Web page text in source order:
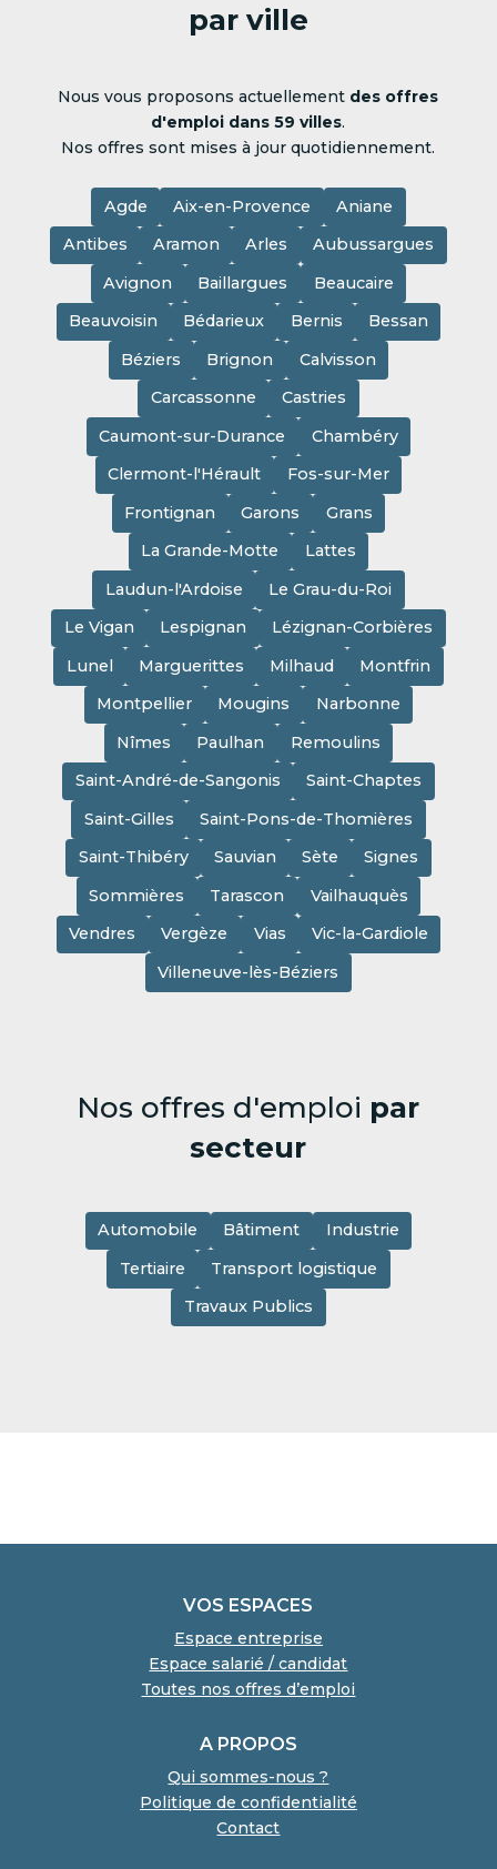
par ville
Nous vous proposons actuellement des offres
d'emploi dans 59 villes.
Nos offres sont mises à jour quotidiennement.
Agde Aix-en-Provence
Aniane
Antibes
Aramon Arles
Aubussargues
Avignon
Baillargues
Beaucaire
Beauvoisin
Bédarieux Bernis
Bessan
Béziers
Brignon
Calvisson
Carcassonne
Castries
Caumont-sur-Durance
Chambéry
Clermont-l'Hérault
Fos-sur-Mer
Frontignan
Garons
Grans
La Grande-Motte
Lattes
Laudun-l'Ardoise
Le Grau-du-Roi
Le Vigan
Lespignan
Lézignan-Corbières
Lunel
Marguerittes Milhaud
Montfrin
Montpellier
Mougins
Narbonne
Nîmes
Paulhan
Remoulins
Saint-André-de-Sangonis
Saint-Chaptes
Saint-Gilles
Saint-Pons-de-Thomières
Saint-Thibéry
Sauvian Sète
Signes
Sommières
Tarascon
Vailhauquès
Vendres
Vergèze Vias
Vic-la-Gardiole
Villeneuve-lès-Béziers
Nos offres d'emploi par
secteur
Automobile Bâtiment
Industrie
Tertiaire
Transport logistique
Travaux Publics
VOS ESPACES
Espace entreprise
Espace salarié / candidat
Toutes nos offres d’emploi
A PROPOS
Qui sommes-nous ?
Politique de confidentialité
Contact